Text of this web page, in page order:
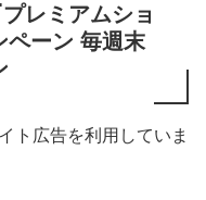
レミアムショ
ペーン 毎週末
ト広告を利用していま